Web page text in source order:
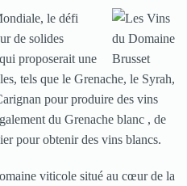
le défi
de solides
proposerait une
tels que le Grenache, le Syrah,
pour produire des vins
du Grenache blanc , de
pour obtenir des vins blancs.
viticole situé au cœur de la